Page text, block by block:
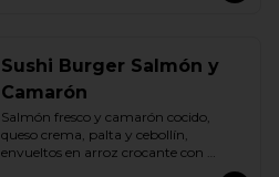
Sushi Burger Salmón y
Camarón
Salmón fresco y camarón cocido,
queso crema, palta y cebollín,
envueltos en arroz crocante con